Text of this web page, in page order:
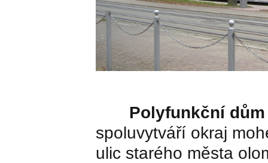
Polyfunkční
spoluvytváří okraj
ulic starého města